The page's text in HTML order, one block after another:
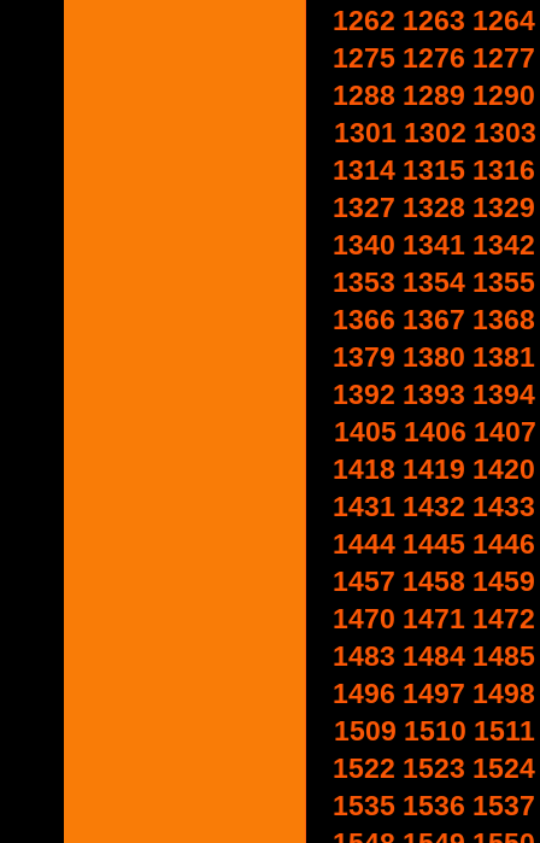
1262 1263 1264
1275 1276 1277
1288 1289 1290
1301 1302 1303
1314 1315 1316
1327 1328 1329
1340 1341 1342
1353 1354 1355
1366 1367 1368
1379 1380 1381
1392 1393 1394
1405 1406 1407
1418 1419 1420
1431 1432 1433
1444 1445 1446
1457 1458 1459
1470 1471 1472
1483 1484 1485
1496 1497 1498
1509 1510 1511
1522 1523 1524
1535 1536 1537